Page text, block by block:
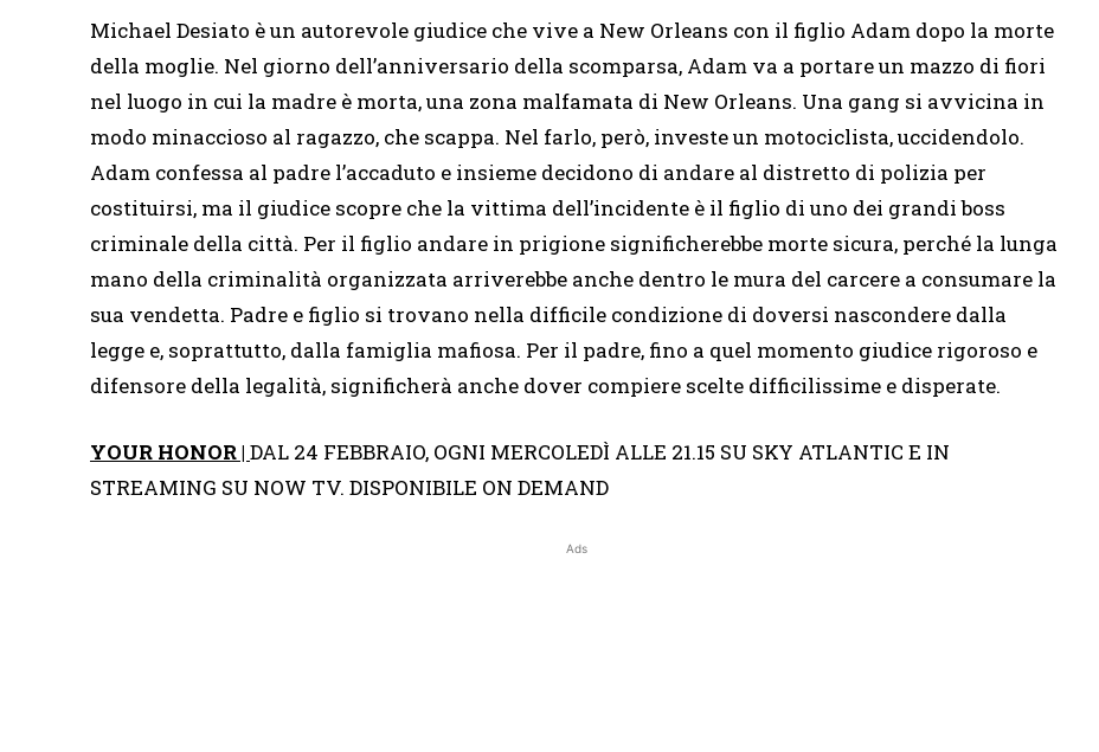
Michael Desiato è un autorevole giudice che vive a New Orleans con il figlio Adam dopo la morte
della moglie. Nel giorno dell’anniversario della scomparsa, Adam va a portare un mazzo di fiori
nel luogo in cui la madre è morta, una zona malfamata di New Orleans. Una gang si avvicina in
modo minaccioso al ragazzo, che scappa. Nel farlo, però, investe un motociclista, uccidendolo.
Adam confessa al padre l’accaduto e insieme decidono di andare al distretto di polizia per
costituirsi, ma il giudice scopre che la vittima dell’incidente è il figlio di uno dei grandi boss
criminale della città. Per il figlio andare in prigione significherebbe morte sicura, perché la lunga
mano della criminalità organizzata arriverebbe anche dentro le mura del carcere a consumare la
sua vendetta. Padre e figlio si trovano nella difficile condizione di doversi nascondere dalla
legge e, soprattutto, dalla famiglia mafiosa. Per il padre, fino a quel momento giudice rigoroso e
difensore della legalità, significherà anche dover compiere scelte difficilissime e disperate.
YOUR HONOR | DAL 24 FEBBRAIO, OGNI MERCOLEDÌ ALLE 21.15 SU SKY ATLANTIC E IN
STREAMING SU NOW TV. DISPONIBILE ON DEMAND
Ads